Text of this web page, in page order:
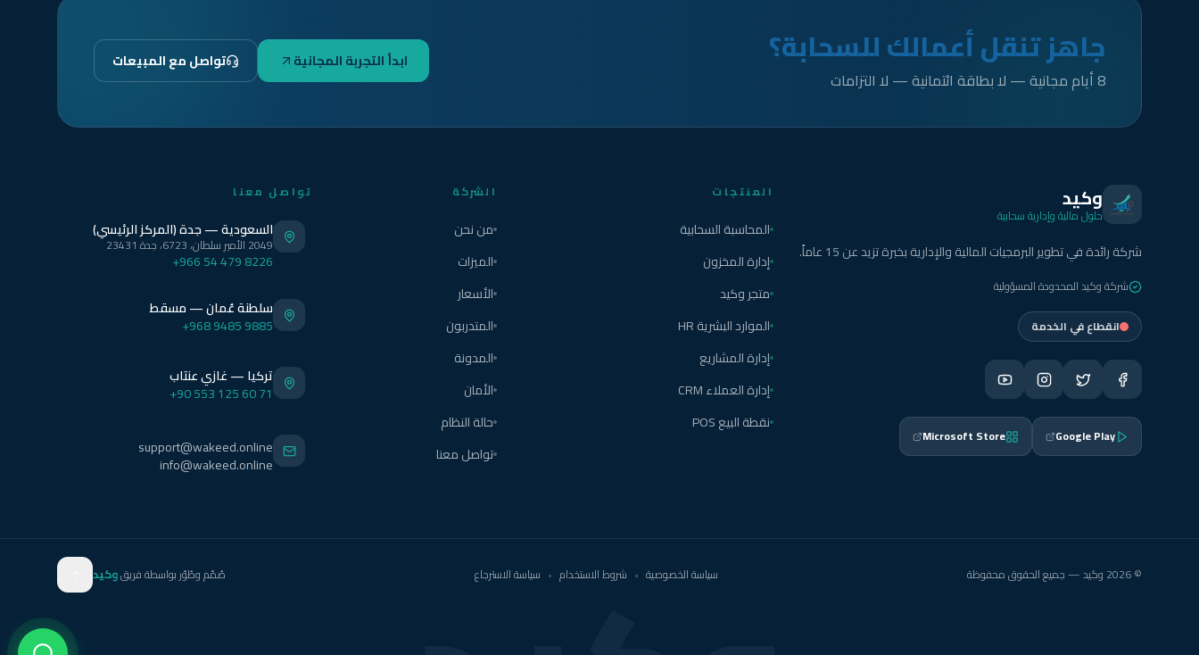
جاهز تنقل أعمالك للسحابة؟
8 أيام مجانية — لا بطاقة ائتمانية — لا التزامات
ابدأ التجربة المجانية تواصل مع المبيعات
وكيد
حلول مالية وإدارية سحابية
شركة رائدة في تطوير البرمجيات المالية والإدارية بخبرة تزيد عن 15 عاماً.
شركة وكيد المحدودة المسؤولية
انقطاع في الخدمة
Google Play
Microsoft Store
المنتجات
المحاسبة السحابية
إدارة المخزون
متجر وكيد
الموارد البشرية HR
إدارة المشاريع
إدارة العملاء CRM
نقطة البيع POS
الشركة
من نحن
الميزات
الأسعار
المتدربون
المدونة
الأمان
حالة النظام
تواصل معنا
تواصل معنا
السعودية — جدة (المركز الرئيسي)
2049 الأمير سلطان، 6723، جدة 23431
+966 54 479 8226
سلطنة عُمان — مسقط
+968 9485 9885
تركيا — غازي عنتاب
+90 553 125 60 71
support@wakeed.online
info@wakeed.online
© 2026 وكيد — جميع الحقوق محفوظة سياسة الخصوصية • شروط الاستخدام • سياسة الاسترجاع صُمّم وطُوّر بواسطة فريقوكيد